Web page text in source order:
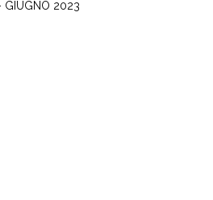
GIUGNO 2023